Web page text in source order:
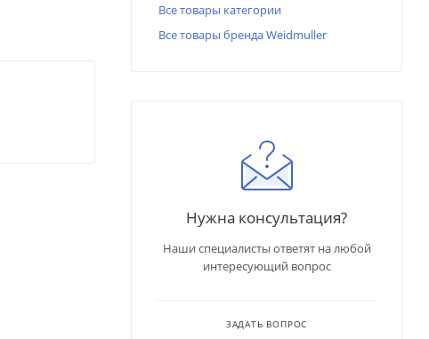
Все товары категории
Все товары бренда Weidmuller
Нужна консультация?
Наши специалисты ответят на любой
интересующий вопрос
ЗАДАТЬ ВОПРОС